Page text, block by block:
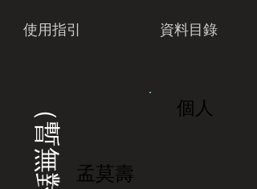
使用指引 資料目錄
個人
孟莫壽